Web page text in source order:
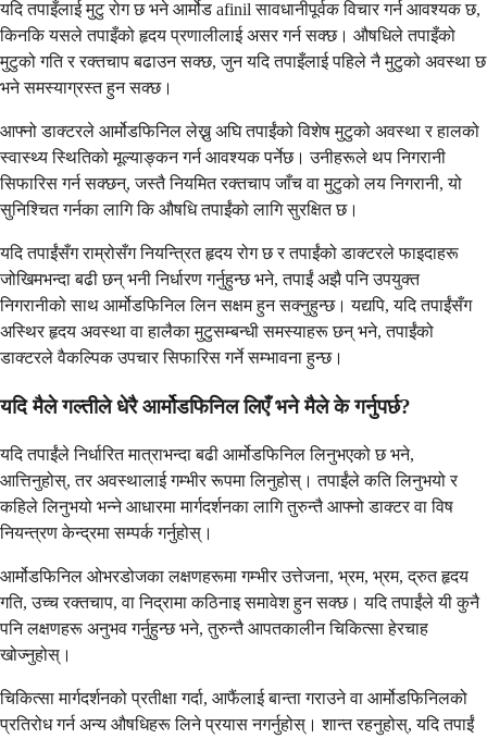
यदि तपाइँलाई मुटु रोग छ भने आर्मोड afinil सावधानीपूर्वक विचार गर्न आवश्यक छ,
किनकि यसले तपाइँको हृदय प्रणालीलाई असर गर्न सक्छ। औषधिले तपाइँको
मुटुको गति र रक्तचाप बढाउन सक्छ, जुन यदि तपाइँलाई पहिले नै मुटुको अवस्था छ
भने समस्याग्रस्त हुन सक्छ।
आफ्नो डाक्टरले आर्मोडफिनिल लेख्नु अघि तपाईंको विशेष मुटुको अवस्था र हालको
स्वास्थ्य स्थितिको मूल्याङ्कन गर्न आवश्यक पर्नेछ। उनीहरूले थप निगरानी
सिफारिस गर्न सक्छन्, जस्तै नियमित रक्तचाप जाँच वा मुटुको लय निगरानी, ​​यो
सुनिश्चित गर्नका लागि कि औषधि तपाईंको लागि सुरक्षित छ।
यदि तपाईंसँग राम्रोसँग नियन्त्रित हृदय रोग छ र तपाईंको डाक्टरले फाइदाहरू
जोखिमभन्दा बढी छन् भनी निर्धारण गर्नुहुन्छ भने, तपाईं अझै पनि उपयुक्त
निगरानीको साथ आर्मोडफिनिल लिन सक्षम हुन सक्नुहुन्छ। यद्यपि, यदि तपाईंसँग
अस्थिर हृदय अवस्था वा हालैका मुटुसम्बन्धी समस्याहरू छन् भने, तपाईंको
डाक्टरले वैकल्पिक उपचार सिफारिस गर्ने सम्भावना हुन्छ।
यदि मैले गल्तीले धेरै आर्मोडफिनिल लिएँ भने मैले के गर्नुपर्छ?
यदि तपाईंले निर्धारित मात्राभन्दा बढी आर्मोडफिनिल लिनुभएको छ भने,
आत्तिनुहोस्, तर अवस्थालाई गम्भीर रूपमा लिनुहोस्। तपाईंले कति लिनुभयो र
कहिले लिनुभयो भन्ने आधारमा मार्गदर्शनका लागि तुरुन्तै आफ्नो डाक्टर वा विष
नियन्त्रण केन्द्रमा सम्पर्क गर्नुहोस्।
आर्मोडफिनिल ओभरडोजका लक्षणहरूमा गम्भीर उत्तेजना, भ्रम, भ्रम, द्रुत हृदय
गति, उच्च रक्तचाप, वा निद्रामा कठिनाइ समावेश हुन सक्छ। यदि तपाईंले यी कुनै
पनि लक्षणहरू अनुभव गर्नुहुन्छ भने, तुरुन्तै आपतकालीन चिकित्सा हेरचाह
खोज्नुहोस्।
चिकित्सा मार्गदर्शनको प्रतीक्षा गर्दा, आफैंलाई बान्ता गराउने वा आर्मोडफिनिलको
प्रतिरोध गर्न अन्य औषधिहरू लिने प्रयास नगर्नुहोस्। शान्त रहनुहोस्, यदि तपाईं